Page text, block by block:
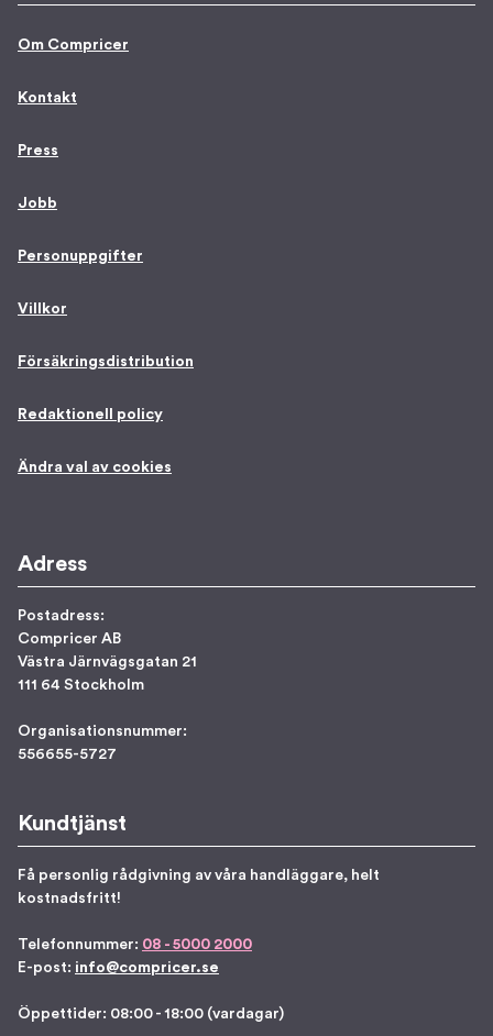
Om Compricer
Kontakt
Press
Jobb
Personuppgifter
Villkor
Försäkringsdistribution
Redaktionell policy
Ändra val av cookies
Adress
Postadress:
Compricer AB
Västra Järnvägsgatan 21
111 64 Stockholm
Organisationsnummer:
556655-5727
Kundtjänst
Få personlig rådgivning av våra handläggare, helt
kostnadsfritt!
Telefonnummer: 08 - 5000 2000
E-post: info@compricer.se
Öppettider: 08:00 - 18:00 (vardagar)